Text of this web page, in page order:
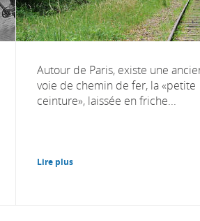
Autour de Paris, existe une
voie de chemin de fer, la «petite
ceinture», laissée en friche...
Lire plus